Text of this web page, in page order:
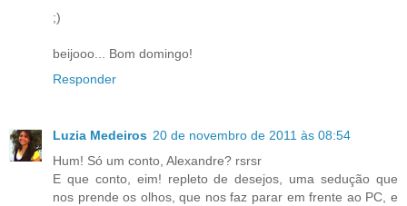
;)
beijooo... Bom domingo!
Responder
Luzia Medeiros 20 de novembro de 2011 às 08:54
Hum! Só um conto, Alexandre? rsrsr
E que conto, eim! repleto de desejos, uma sedução que
nos prende os olhos, que nos faz parar em frente ao PC, e